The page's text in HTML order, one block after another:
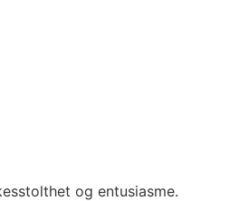
og entusiasme.